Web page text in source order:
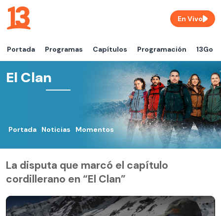
Portada Programas Capítulos Programación 13Go
En Vivo
El Clan
Portada Noticias Momentos
La disputa que marcó el capítulo
cordillerano en “El Clan”